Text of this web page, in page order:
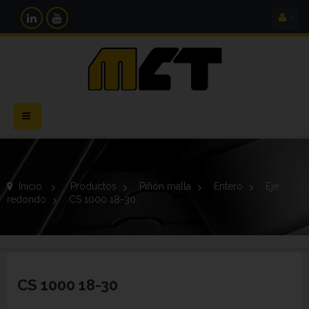
Navegación
Toggle
Inicio > Productos > Piñón malla > Entero >
Eje
redondo
> CS 1000 18-30
CS 1000 18-30